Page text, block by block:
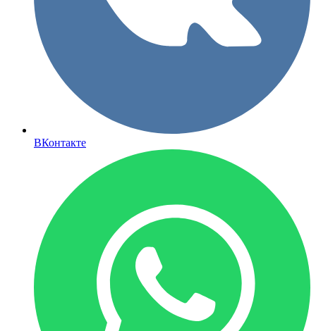
ВКонтакте